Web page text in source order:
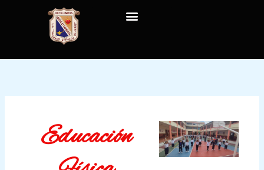
Educación